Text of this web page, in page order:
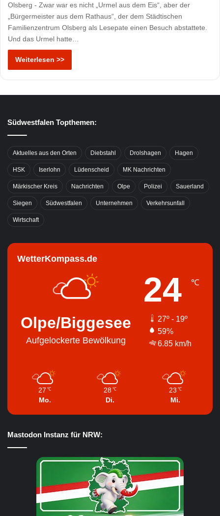
Olsberg - Zwar war es nicht „Urmel aus dem Eis“, aber der
„Bürgermeister aus dem Rathaus“, der dem Städtischen
Familienzentrum Olsberg als Lesepate einen Besuch abstattete.
Und das Urmel hatte…
Weiterlesen >>
Südwestfalen Topthemen:
Aktuelles aus den Orten Diebstahl Drolshagen Hagen
HSK Iserlohn Lüdenscheid MK Nachrichten
Märkischer Kreis Nachrichten Olpe Polizei Sauerland
Siegen Südwestfalen Unternehmen Verkehrsunfall
Wirtschaft
WetterKompass.de
Olpe/Biggesee
Aufgelockerte Bewölkung
24 ℃
27º - 19º
59%
6.85 km/h
27 ℃
Mo.
28 ℃
Di.
23 ℃
Mi.
Mastodon Instanz für NRW: